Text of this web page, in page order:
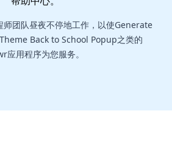
师团队昼夜不停地工作，以使Generate
Back to School Popup之类的
应用程序为您服务。